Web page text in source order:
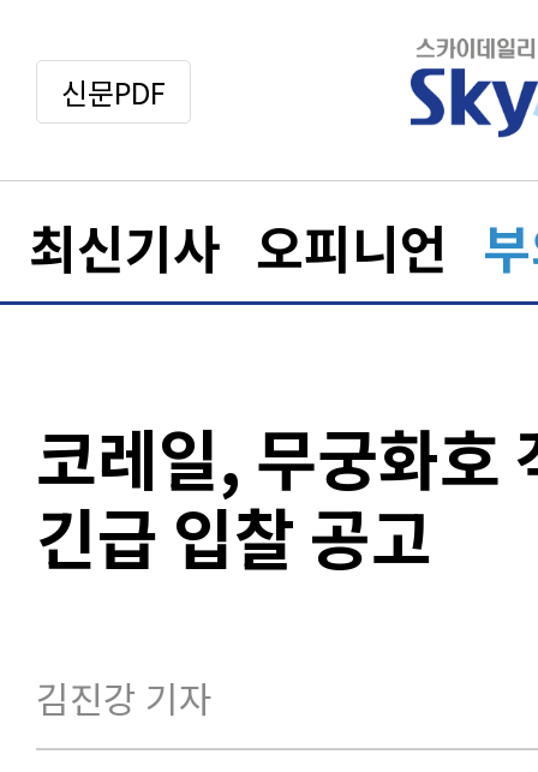
신문PDF
최신기사 오피니언
코레일, 무궁화호
긴급 입찰 공고
김진강 기자